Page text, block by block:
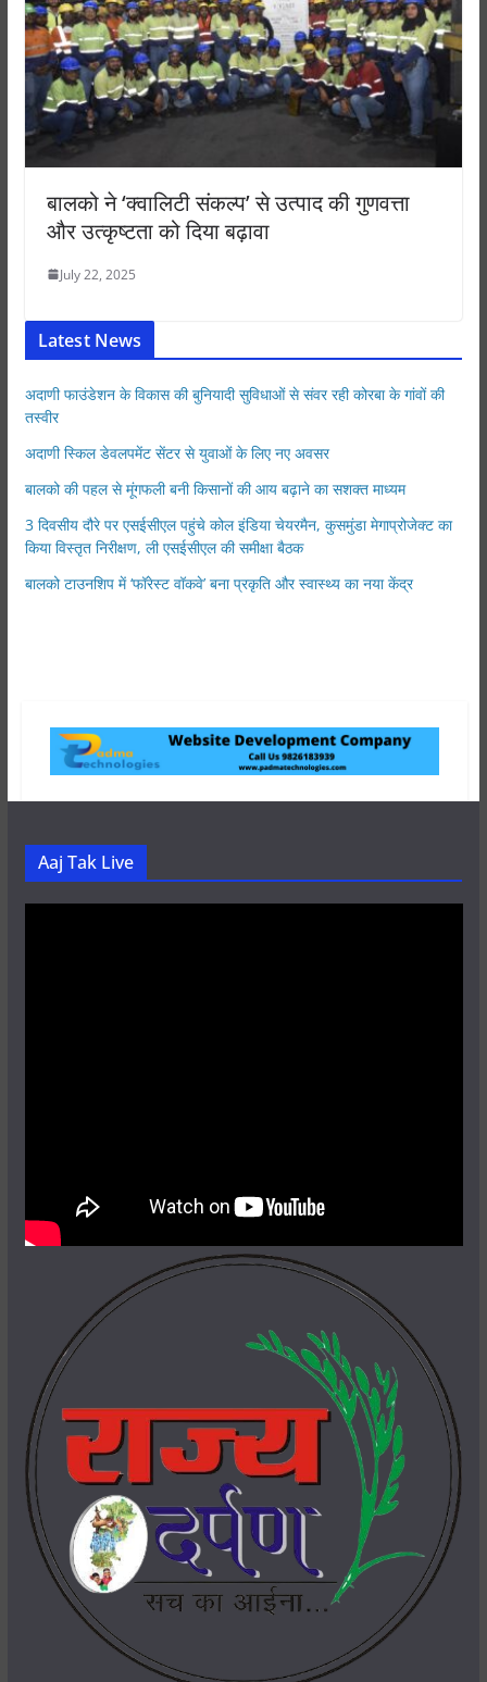
बालको ने ‘क्वालिटी संकल्प’ से उत्पाद की गुणवत्ता
और उत्कृष्टता को दिया बढ़ावा
July 22, 2025
Latest News
अदाणी फाउंडेशन के विकास की बुनियादी सुविधाओं से संवर रही कोरबा के गांवों की
तस्वीर
अदाणी स्किल डेवलपमेंट सेंटर से युवाओं के लिए नए अवसर
बालको की पहल से मूंगफली बनी किसानों की आय बढ़ाने का सशक्त माध्यम
3 दिवसीय दौरे पर एसईसीएल पहुंचे कोल इंडिया चेयरमैन, कुसमुंडा मेगाप्रोजेक्ट का
किया विस्तृत निरीक्षण, ली एसईसीएल की समीक्षा बैठक
बालको टाउनशिप में ‘फॉरेस्ट वॉकवे’ बना प्रकृति और स्वास्थ्य का नया केंद्र
Aaj Tak Live